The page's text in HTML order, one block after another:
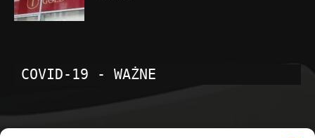
COVID-19 - WAŻNE